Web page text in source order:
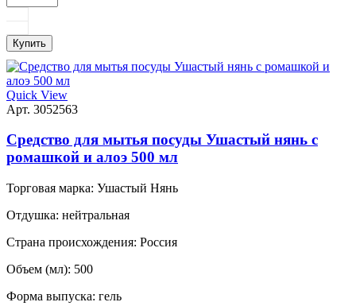
Купить
Quick View
Арт. 3052563
Средство для мытья посуды Ушастый нянь с
ромашкой и алоэ 500 мл
Торговая марка: Ушастый Нянь
Отдушка: нейтральная
Страна происхождения: Россия
Объем (мл): 500
Форма выпуска: гель